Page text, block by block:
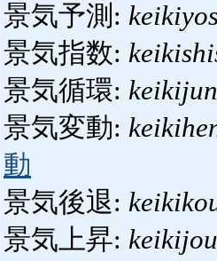
景気予測:
景気指数:
景気循環:
景気変動:
動
景気後退:
景気上昇: